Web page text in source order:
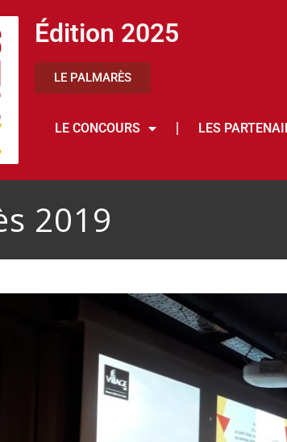
Édition 2025
LE PALMARÈS
LE CONCOURS LES
2019